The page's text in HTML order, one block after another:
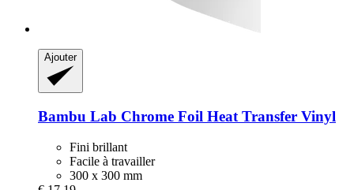
Ajouter
Bambu Lab Chrome Foil Heat Transfer Vinyl
Fini brillant
Facile à travailler
300 x 300 mm